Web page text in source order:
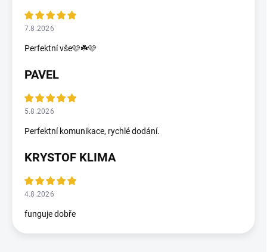
7.8.2026
Perfektní vše🩷☘️🩷
PAVEL
5.8.2026
Perfektní komunikace, rychlé dodání.
KRYSTOF KLIMA
4.8.2026
funguje dobře